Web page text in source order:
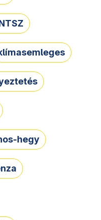
hegy